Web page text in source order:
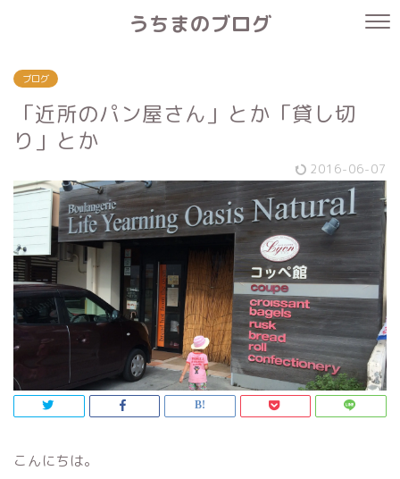
うちまのブログ
ブログ
「近所のパン屋さん」とか「貸し切
り」とか
2016-06-07
こんにちは。